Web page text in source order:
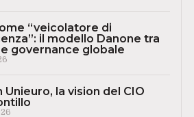
“veicolatore di
il modello Danone tra
governance globale
Unieuro, la vision del CIO